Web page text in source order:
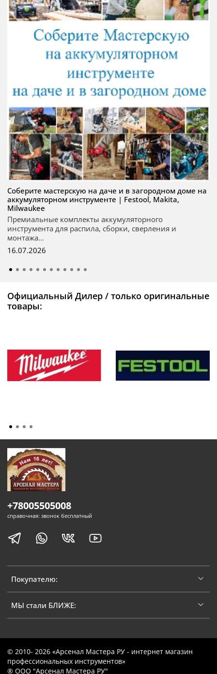
Соберите мастерскую на даче и в загородном доме на
аккумуляторном инструменте | Festool, Makita,
Milwaukee
Премиальные комплекты аккумуляторного
инструмента для распила, сборки, сверления и
монтажа...
16.07.2026
Официальный Дилер / только оригинальные
товары:
Покупателю:
МЫ стали БЛИЖЕ:
+78005505008
справочная: звонок бесплатный
© 2010- 2026 «Арсенал Мастера РУ - интернет магазин
профессиональных инструментов»
® ООО "Арсенал Мастера РУ"